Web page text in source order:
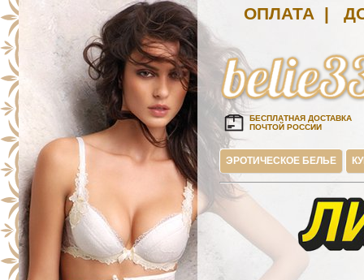
ОПЛАТА |
БЕСПЛАТНАЯ ДОСТАВКА
ПОЧТОЙ РОССИИ
ЭРОТИЧЕСКОЕ БЕЛЬЕ